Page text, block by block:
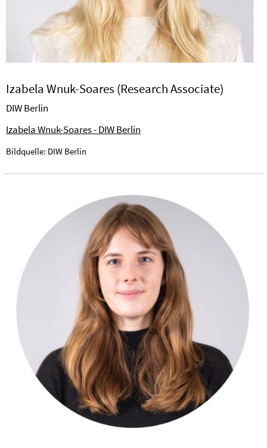
Izabela Wnuk-Soares (Research Associate)
DIW Berlin
Izabela Wnuk-Soares - DIW Berlin
Bildquelle: DIW Berlin